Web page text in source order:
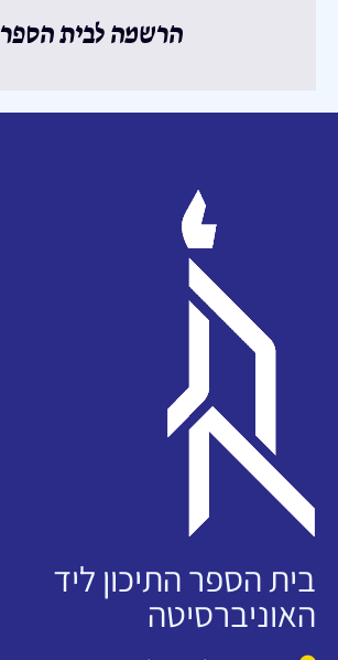
הרשמה לבית הספר
בית הספר התיכון ליד
האוניברסיטה